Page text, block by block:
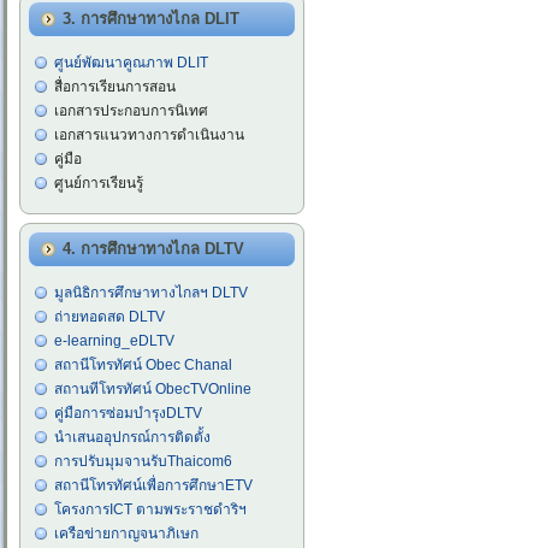
3. การศึกษาทางไกล DLIT
ศูนย์พัฒนาคูณภาพ DLIT
สื่อการเรียนการสอน
เอกสารประกอบการนิเทศ
เอกสารแนวทางการดำเนินงาน
คู่มือ
ศูนย์การเรียนรู้
4. การศึกษาทางไกล DLTV
มูลนิธิการศึกษาทางไกลฯ DLTV
ถ่ายทอดสด DLTV
e-learning_eDLTV
สถานีโทรทัศน์ Obec Chanal
สถานทีโทรทัศน์ ObecTVOnline
คู่มือการซ่อมบำรุงDLTV
นำเสนออุปกรณ์การติดตั้ง
การปรับมุมจานรับThaicom6
สถานีโทรทัศน์เพื่อการศึกษาETV
โครงการICT ตามพระราชดำริฯ
เครือข่ายกาญจนาภิเษก